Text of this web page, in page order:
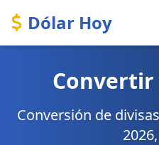
Dólar Hoy
Convertir
Conversión de